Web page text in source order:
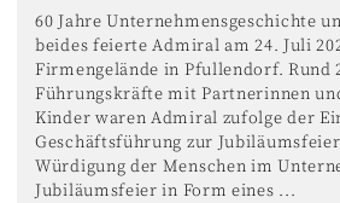
60 Jahre Unternehmensgeschichte
beides feierte Admiral am 24. Juli
Firmengelände in Pfullendorf. Rund
Führungskräfte mit Partnerinnen
Kinder waren Admiral zufolge der
Geschäftsführung zur
Würdigung der Menschen im
Jubiläumsfeier in Form eines ...